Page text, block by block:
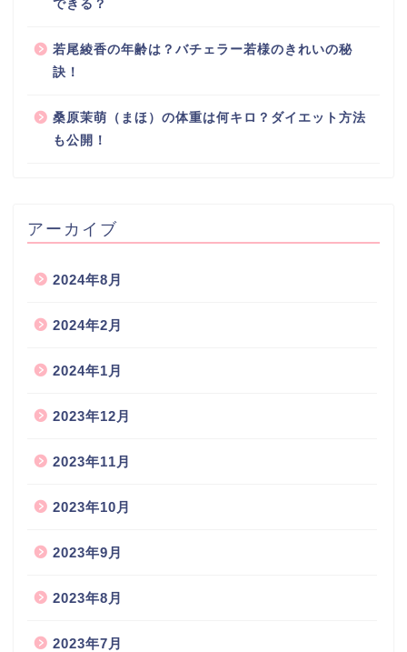
できる？
若尾綾香の年齢は？バチェラー若様のきれいの秘
訣！
桑原茉萌（まほ）の体重は何キロ？ダイエット方法
も公開！
アーカイブ
2024年8月
2024年2月
2024年1月
2023年12月
2023年11月
2023年10月
2023年9月
2023年8月
2023年7月